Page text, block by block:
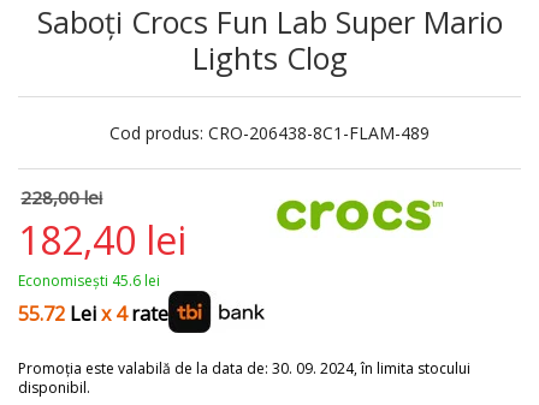
Saboți Crocs Fun Lab Super Mario
Lights Clog
Cod produs: CRO-206438-8C1-FLAM-489
182,40 lei
228,00 lei
Economisești 45.6 lei
55.72 Leix 4rate
Promoția este valabilă de la data de: 30. 09. 2024, în limita stocului
disponibil.